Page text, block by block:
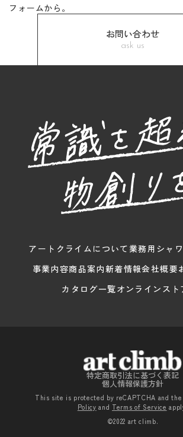
フォームから。
お問い合わせ
ask us
アートクライムについて業務用シャ
事業内容商品案内新着情報会社概要
カタログ一覧オンラインスト
特定商取引法に基づく表記
個人情報保護方針
This site is protected by reCAPTCHA and the
Policy and Terms of Service
©2022 art climb.